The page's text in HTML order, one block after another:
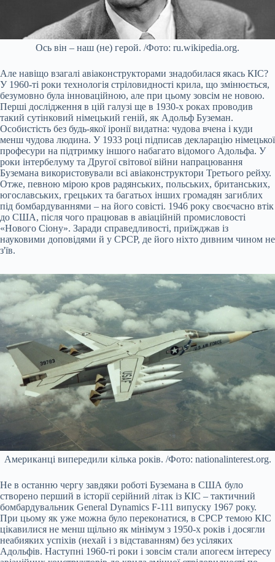
Ось він – наш (не) герой. /Фото: ru.wikipedia.org.
Але навіщо взагалі авіаконструкторами знадобилася якась КІС?
У 1960-ті роки технологія стріловидності крила, що змінюється,
безумовно була інноваційною, але при цьому зовсім не новою.
Перші дослідження в цій галузі ще в 1930-х роках проводив
такий сутінковий німецький геній, як Адольф Буземан.
Особистість без будь-якої іронії видатна: чудова вчена і куди
менш чудова людина. У 1933 році підписав декларацію німецької
професури на підтримку іншого набагато відомого Адольфа. У
роки інтербелуму та Другої світової війни напрацювання
Буземана використовували всі авіаконструктори Третього рейху.
Отже, певною мірою кров радянських, польських, британських,
югославських, грецьких та багатьох інших громадян загиблих
під бомбардуваннями – на його совісті. 1946 року своєчасно втік
до США, після чого працював в авіаційній промисловості
«Нового Сіону». Заради справедливості, приїжджав із
науковими доповідями й у СРСР, де його ніхто дивним чином не
з'їв.
Американці випередили кілька років. /Фото: nationalinterest.org.
Не в останню чергу завдяки роботі Буземана в США було
створено перший в історії серійний літак із КІС – тактичний
бомбардувальник General Dynamics F-111 випуску 1967 року.
При цьому як уже можна було переконатися, в СРСР темою КІС
цікавилися не менш щільно як мінімум з 1950-х років і досягли
неабияких успіхів (нехай і з відставанням) без усіляких
Адольфів. Наступні 1960-ті роки і зовсім стали апогеєм інтересу